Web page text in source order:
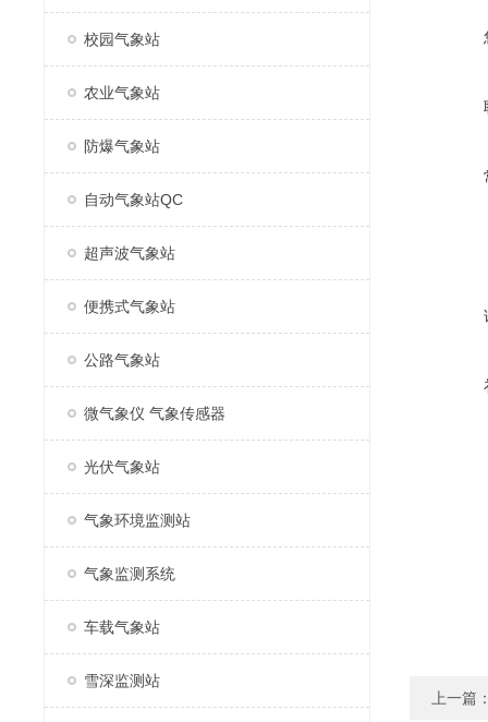
校园气象站
农业气象站
防爆气象站
自动气象站QC
超声波气象站
便携式气象站
公路气象站
微气象仪 气象传感器
光伏气象站
气象环境监测站
气象监测系统
车载气象站
雪深监测站
上一篇